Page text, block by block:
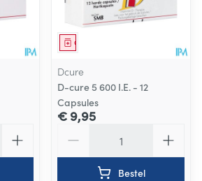
Geneesmiddel
Dcure
D-cure 5 600 I.E. - 12
Capsules
€ 9,95
Bestel